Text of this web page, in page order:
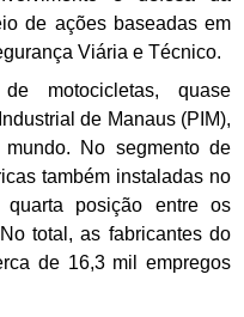
de ações baseadas em
Viária e Técnico.
motocicletas, quase
de Manaus (PIM),
No segmento de
também instaladas no
posição entre os
total, as fabricantes do
de 16,3 mil empregos